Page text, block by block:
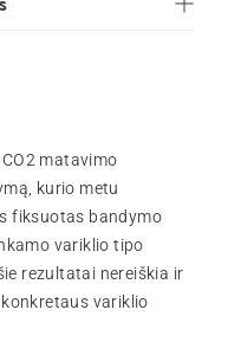
CO2 matavimo
kurio metu
fiksuotas bandymo
variklio tipo
rezultatai nereiškia ir
variklio